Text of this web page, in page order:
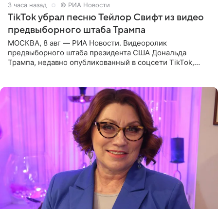
3 часа назад © РИА Новости
TikTok убрал песню Тейлор Свифт из видео
предвыборного штаба Трампа
МОСКВА, 8 авг — РИА Новости. Видеоролик
предвыборного штаба президента США Дональда
Трампа, недавно опубликованный в соцсети TikTok,